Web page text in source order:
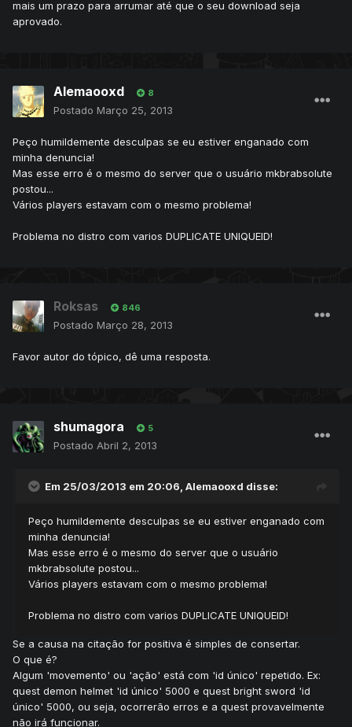
mais um prazo para arrumar até que o seu download seja
aprovado.
Alemaooxd 8
Postado Março 25, 2013
Peço humildemente desculpas se eu estiver enganado com
minha denuncia!
Mas esse erro é o mesmo do server que o usuário mkbrabsolute
postou...
Vários players estavam com o mesmo problema!
Problema no distro com varios DUPLICATE UNIQUEID!
Roksas 846
Postado Março 28, 2013
Favor autor do tópico, dê uma resposta.
shumagora 5
Postado Abril 2, 2013
Em 25/03/2013 em 20:06, Alemaooxd disse:
Peço humildemente desculpas se eu estiver enganado com
minha denuncia!
Mas esse erro é o mesmo do server que o usuário
mkbrabsolute postou...
Vários players estavam com o mesmo problema!
Problema no distro com varios DUPLICATE UNIQUEID!
Se a causa na citação for positiva é simples de consertar.
O que é?
Algum 'movemento' ou 'ação' está com 'id único' repetido. Ex:
quest demon helmet 'id único' 5000 e quest bright sword 'id
único' 5000, ou seja, ocorrerão erros e a quest provavelmente
não irá funcionar.